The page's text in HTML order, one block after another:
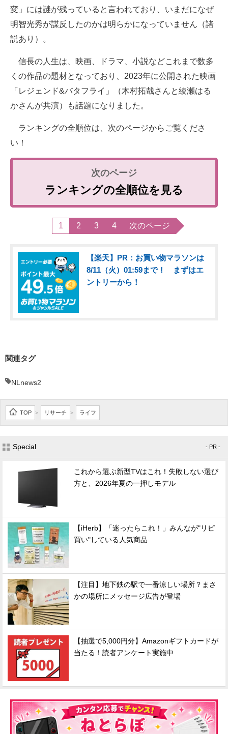
変」には謎が残っていると言われており、いまだになぜ
明智光秀が謀反したのかは明らかになっていません（諸
説あり）。
信長の人生は、映画、ドラマ、小説などこれまで数多
くの作品の題材となっており、2023年に公開された映画
「レジェンド&バタフライ」（木村拓哉さんと綾瀬はる
かさんが共演）も話題になりました。
ランキングの全順位は、次のページからご覧くださ
い！
ランキングの全順位を見る
1 2 3 4 次のページ
【楽天】PR：お買い物マラソンは
8/11（火）01:59まで！ まずはエ
ントリーから！
関連タグ
NLnews2
TOP > リサーチ > ライフ
Special - PR -
これから選ぶ新型TVはこれ！失敗しない選び
方と、2026年夏の一押しモデル
【iHerb】「迷ったらこれ！」みんなが"リピ
買い"している人気商品
【注目】地下鉄の駅で一番涼しい場所？まさ
かの場所にメッセージ広告が登場
【抽選で5,000円分】Amazonギフトカードが
当たる！読者アンケート実施中